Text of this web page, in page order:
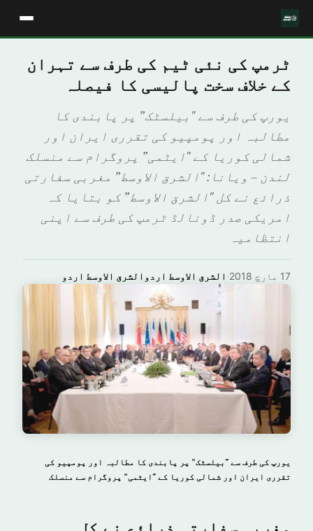
ٹرمپ کی نئی ٹیم کی طرف سے تہران
کے خلاف سخت پالیسی کا فیصلہ
یورپ کی طرف سے "بیلسٹک” پر پابندی کا
مطالبہ اور پومپیو کی تقرری ایران اور
شمالی کوریا کے "ایٹمی” پروگرام سے منسلک
لندن – ویانا: "الشرق الاوسط” مغربی سفارتی
ذرائع نے کل "الشرق الاوسط” کو بتایا کہ
امریکی صدر ڈونالڈ ٹرمپ کی طرف سے اپنی
انتظامیہ
الشرق الاوسط اردوالشرق الاوسط اردو · 17 مارچ 2018
یورپ کی طرف سے "بیلسٹک” پر پابندی کا مطالبہ اور پومپیو کی
تقرری ایران اور شمالی کوریا کے "ایٹمی” پروگرام سے منسلک